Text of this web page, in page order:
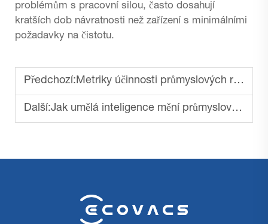
problémům s pracovní silou, často dosahují
kratších dob návratnosti než zařízení s minimálními
požadavky na čistotu.
Předchozí: Metriky účinnosti průmyslových robotických vysavačů
Další:Jak umělá inteligence mění průmyslové čištění